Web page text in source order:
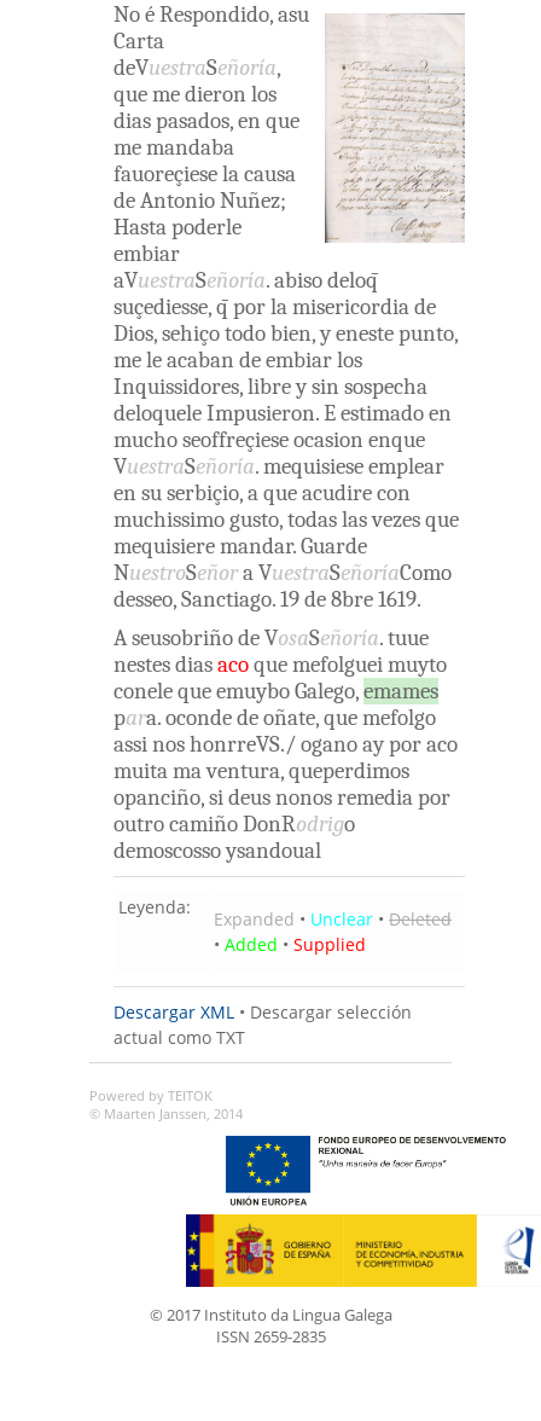
NoéRespondido,asu
Carta
deVuestraSeñoría,
quemedieron los
diaspasados,en que
memandaba
fauoreçieselacausa
deAntonioNuñez;
Hastapoderle
embiar
aVuestraSeñoría.abisodeloq̄
suçediesse,q̄porlamisericordiade
Dios,sehiçotodobien,yenestepunto,
meleacaban deembiarlos
Inquissidores,libreysin sospecha
deloqueleImpusieron.Eestimadoen
muchoseoffreçieseocasion enque
VuestraSeñoría.mequisieseemplear
en suserbiçio,aqueacudirecon
muchissimogusto,todaslasvezesque
mequisieremandar.Guarde
NuestroSeñoraVuestraSeñoríaComo
desseo,Sanctiago.19de8bre1619.
AseusobriñodeVosaSeñoría.tuue
nestesdiasacoquemefolgueimuyto
conelequeemuyboGalego,emames
para.ocondedeoñate,quemefolgo
assinoshonrreVS./oganoayporaco
muitamaventura,queperdimos
opanciño,sideusnonosremediapor
outrocamiñoDonRodrigo
demoscossoysandoual
Leyenda:
Expanded • Unclear • Deleted
• Added • Supplied
Descargar XML • Descargar selección
actual como TXT
Powered by TEITOK
© Maarten Janssen, 2014
© 2017 Instituto da Lingua Galega
ISSN 2659-2835